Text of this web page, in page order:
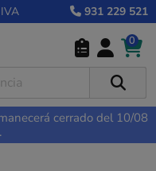
931 229 521
0
cerrado del 10/08